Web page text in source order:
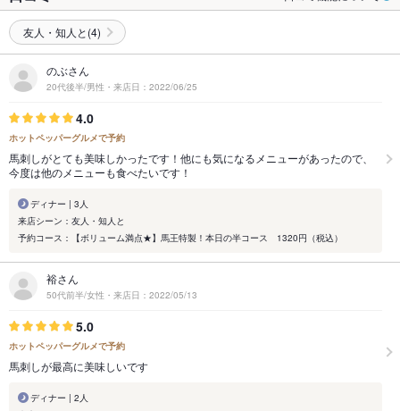
友人・知人と(4)
のぶさん
20代後半/男性・来店日：2022/06/25
4.0
ホットペッパーグルメで予約
馬刺しがとても美味しかったです！他にも気になるメニューがあったので、
今度は他のメニューも食べたいです！
ディナー | 3人
来店シーン：友人・知人と
予約コース：【ボリューム満点★】馬王特製！本日の半コース 1320円（税込）
裕さん
50代前半/女性・来店日：2022/05/13
5.0
ホットペッパーグルメで予約
馬刺しが最高に美味しいです
ディナー | 2人